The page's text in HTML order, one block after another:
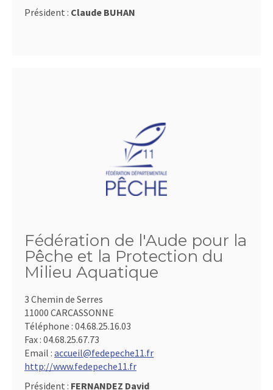
Président : Claude BUHAN
Fédération de l'Aude pour la
Pêche et la Protection du
Milieu Aquatique
3 Chemin de Serres
11000 CARCASSONNE
Téléphone : 04.68.25.16.03
Fax : 04.68.25.67.73
Email : accueil@fedepeche11.fr
http://www.fedepeche11.fr
Président : FERNANDEZ David